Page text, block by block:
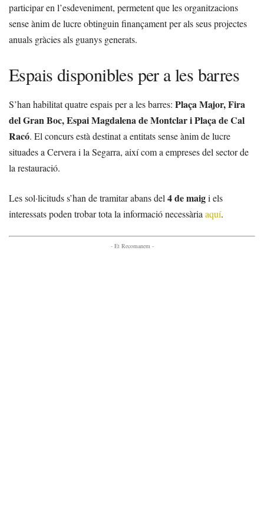
participar en l’esdeveniment, permetent que les organitzacions
sense ànim de lucre obtinguin finançament per als seus projectes
anuals gràcies als guanys generats.
Espais disponibles per a les barres
S’han habilitat quatre espais per a les barres: Plaça Major, Fira
del Gran Boc, Espai Magdalena de Montclar i Plaça de Cal
Racó. El concurs està destinat a entitats sense ànim de lucre
situades a Cervera i la Segarra, així com a empreses del sector de
la restauració.
Les sol·licituds s’han de tramitar abans del 4 de maigi els
interessats poden trobar tota la informació necessària aquí.
- Et Recomanem -